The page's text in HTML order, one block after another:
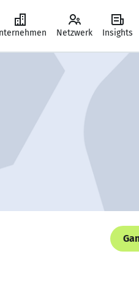
Netzwerk Insights